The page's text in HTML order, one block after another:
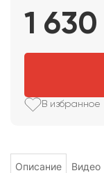
1 630
В избранное
Описание Видео